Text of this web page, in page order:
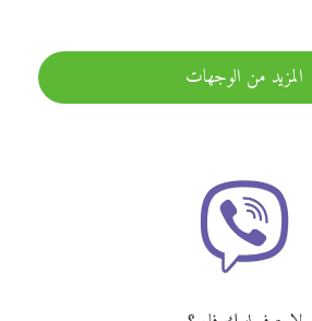
المزيد من الوجهات